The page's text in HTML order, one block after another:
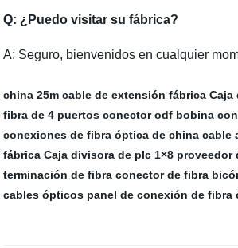
Q: ¿Puedo visitar su fábrica?
A: Seguro, bienvenidos en cualquier
china 25m cable de extensión fábrica Caja
fibra de 4 puertos conector odf bobina
conexiones de fibra óptica de china cable
fábrica Caja divisora de plc 1×8 proveedor
terminación de fibra conector de fibra
cables ópticos panel de conexión de fibra